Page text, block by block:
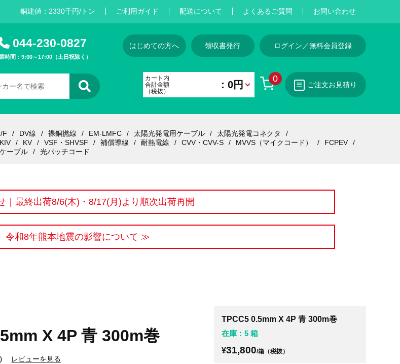
銅建値： 2330千円/トン ご利用ガイド 配送について よくあるご質問 お問い合わせ
044-230-0827
時間：9:00～17:00（土日祝除く）
はじめての方へ 領収書発行 ログイン／無料会員登録
0
カート内
合計金額
（税抜）
：0円 ご注文お見積り
F DV線 裸銅撚線 EM-LMFC 太陽光発電用ケーブル
太陽光発電コネクタ
KV VSF・SHVSF 補償導線 耐熱電線 CVV・CVV-S MVVS（マイクコード）
FCPEV
ーブル 光パッチコード
｜最終出荷8/6(木)・8/17(月)より順次出荷再開
令和8年熊本地震の影響について ≫
X 4P 青 300m巻
レビューを見る
TPCC5 0.5mm X 4P 青 300m巻
在庫：5 箱
¥31,800/箱（税抜）